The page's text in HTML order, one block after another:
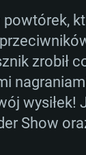
zrobił
Show